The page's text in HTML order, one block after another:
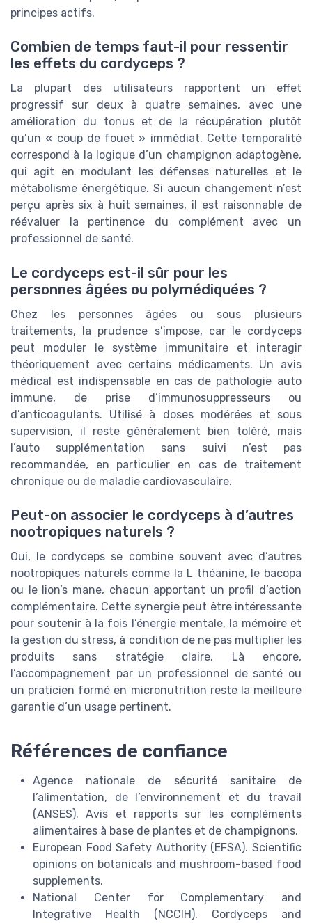
principes actifs.
Combien de temps faut-il pour ressentir
les effets du cordyceps ?
La plupart des utilisateurs rapportent un effet
progressif sur deux à quatre semaines, avec une
amélioration du tonus et de la récupération plutôt
qu’un « coup de fouet » immédiat. Cette temporalité
correspond à la logique d’un champignon adaptogène,
qui agit en modulant les défenses naturelles et le
métabolisme énergétique. Si aucun changement n’est
perçu après six à huit semaines, il est raisonnable de
réévaluer la pertinence du complément avec un
professionnel de santé.
Le cordyceps est-il sûr pour les
personnes âgées ou polymédiquées ?
Chez les personnes âgées ou sous plusieurs
traitements, la prudence s’impose, car le cordyceps
peut moduler le système immunitaire et interagir
théoriquement avec certains médicaments. Un avis
médical est indispensable en cas de pathologie auto
immune, de prise d’immunosuppresseurs ou
d’anticoagulants. Utilisé à doses modérées et sous
supervision, il reste généralement bien toléré, mais
l’auto supplémentation sans suivi n’est pas
recommandée, en particulier en cas de traitement
chronique ou de maladie cardiovasculaire.
Peut-on associer le cordyceps à d’autres
nootropiques naturels ?
Oui, le cordyceps se combine souvent avec d’autres
nootropiques naturels comme la L théanine, le bacopa
ou le lion’s mane, chacun apportant un profil d’action
complémentaire. Cette synergie peut être intéressante
pour soutenir à la fois l’énergie mentale, la mémoire et
la gestion du stress, à condition de ne pas multiplier les
produits sans stratégie claire. Là encore,
l’accompagnement par un professionnel de santé ou
un praticien formé en micronutrition reste la meilleure
garantie d’un usage pertinent.
Références de confiance
Agence nationale de sécurité sanitaire de
l’alimentation, de l’environnement et du travail
(ANSES). Avis et rapports sur les compléments
alimentaires à base de plantes et de champignons.
European Food Safety Authority (EFSA). Scientific
opinions on botanicals and mushroom-based food
supplements.
National Center for Complementary and
Integrative Health (NCCIH). Cordyceps and